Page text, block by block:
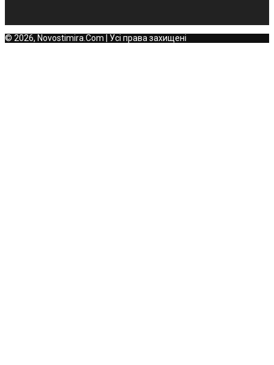
© 2026, Novostimira.Com | Усі права захищені